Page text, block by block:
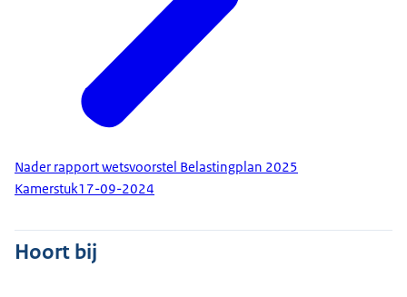
Nader rapport wetsvoorstel Belastingplan 2025
Kamerstuk17-09-2024
Hoort bij